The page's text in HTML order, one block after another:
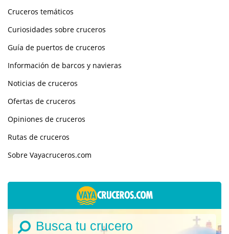
Cruceros temáticos
Curiosidades sobre cruceros
Guía de puertos de cruceros
Información de barcos y navieras
Noticias de cruceros
Ofertas de cruceros
Opiniones de cruceros
Rutas de cruceros
Sobre Vayacruceros.com
Busca tu crucero